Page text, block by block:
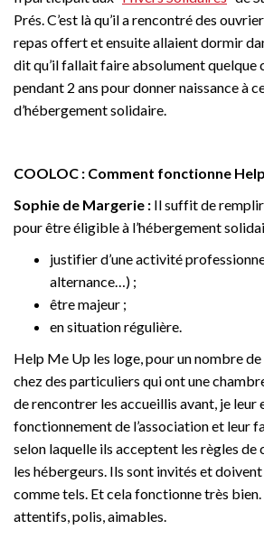
Prés. C’est là qu’il a rencontré des
repas offert et ensuite allaient dormir
dit qu’il fallait faire absolument quelque
pendant 2 ans pour donner naissance à
d’hébergement solidaire.
COOLOC : Comment fonctionne
Sophie de Margerie : Il suffit de
pour être éligible à l’hébergement
justifier d’une activité
alternance…) ;
être majeur ;
en situation régulière.
Help Me Up les loge, pour un nombre
chez des particuliers qui ont une
de rencontrer les accueillis avant, je leur
fonctionnement de l’association et leur
selon laquelle ils acceptent les règles
les hébergeurs. Ils sont invités et
comme tels. Et cela fonctionne très
attentifs, polis, aimables.